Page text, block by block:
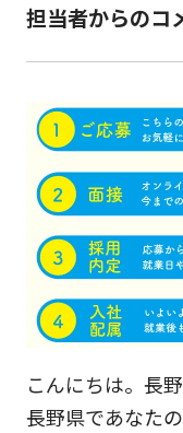
担当者からのコ
こんにちは。長
長野県であなた